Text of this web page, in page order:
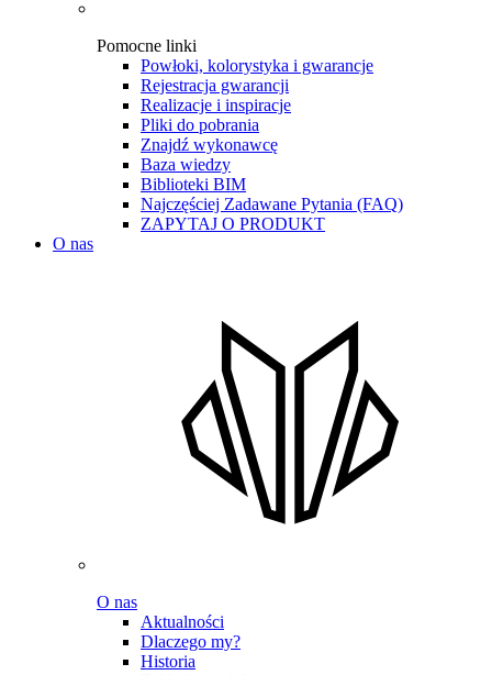
Pomocne linki
Powłoki, kolorystyka i gwarancje
Rejestracja gwarancji
Realizacje i inspiracje
Pliki do pobrania
Znajdź wykonawcę
Baza wiedzy
Biblioteki BIM
Najczęściej Zadawane Pytania (FAQ)
ZAPYTAJ O PRODUKT
O nas
O nas
Aktualności
Dlaczego my?
Historia